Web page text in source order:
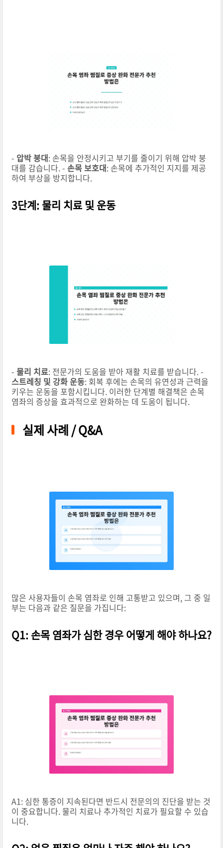
- 압박 붕대: 손목을 안정시키고 부기를 줄이기 위해 압박 붕
대를 감습니다. - 손목 보호대: 손목에 추가적인 지지를 제공
하여 부상을 방지합니다.
3단계: 물리 치료 및 운동
- 물리 치료: 전문가의 도움을 받아 재활 치료를 받습니다. -
스트레칭 및 강화 운동: 회복 후에는 손목의 유연성과 근력을
키우는 운동을 포함시킵니다. 이러한 단계별 해결책은 손목
염좌의 증상을 효과적으로 완화하는 데 도움이 됩니다.
실제 사례 / Q&A
많은 사용자들이 손목 염좌로 인해 고통받고 있으며, 그 중 일
부는 다음과 같은 질문을 가집니다:
Q1: 손목 염좌가 심한 경우 어떻게 해야 하나요?
A1: 심한 통증이 지속된다면 반드시 전문의의 진단을 받는 것
이 중요합니다. 물리 치료나 추가적인 치료가 필요할 수 있습
니다.